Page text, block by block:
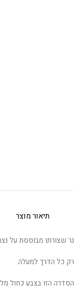
תיאור מוצר
נר שצורתו מבוססת על
רק כל הדרך למעלה.
הסדרה הזו בצבע כחול